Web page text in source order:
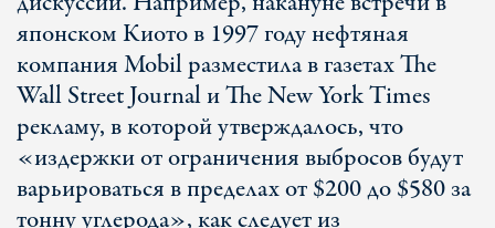
японском Киото в 1997 году нефтяная
компания Mobil разместила в газетах The
Wall Street Journal и The New York Times
рекламу, в которой утверждалось, что
«издержки от ограничения выбросов будут
варьироваться в пределах от $200 до $580 за
тонну углерода», как следует из